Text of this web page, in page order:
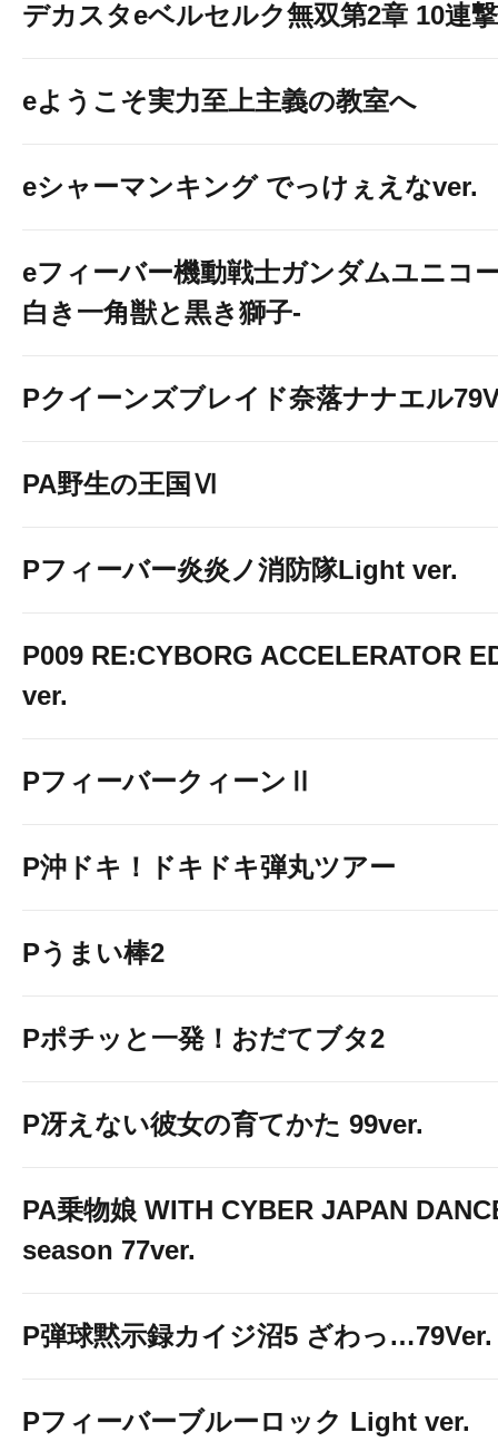
デカスタeベルセルク無双第2章 10連
eようこそ実力至上主義の教室へ
eシャーマンキング でっけぇえなver.
eフィーバー機動戦士ガンダムユニコ
白き一角獣と黒き獅子-
Pクイーンズブレイド奈落ナナエル
PA野生の王国Ⅵ
Pフィーバー炎炎ノ消防隊Light ver.
P009 RE:CYBORG ACCELERATOR
ver.
PフィーバークィーンⅡ
P沖ドキ！ドキドキ弾丸ツアー
Pうまい棒2
Pポチッと一発！おだてブタ2
P冴えない彼女の育てかた 99ver.
PA乗物娘 WITH CYBER JAPAN
season 77ver.
P弾球黙示録カイジ沼5 ざわっ…79Ver.
Pフィーバーブルーロック Light ver.